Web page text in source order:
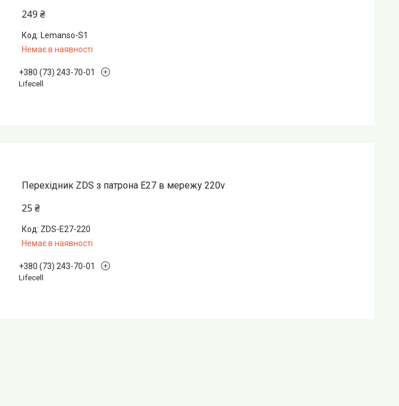
249 ₴
Lemanso-S1
Немає в наявності
+380 (73) 243-70-01
Lifecell
Перехідник ZDS з патрона Е27 в мережу 220v
25 ₴
ZDS-E27-220
Немає в наявності
+380 (73) 243-70-01
Lifecell